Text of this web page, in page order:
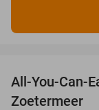
All-You-Can-
Zoetermeer